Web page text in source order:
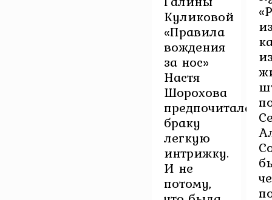
Куликовой
«Правила
вождения
за нос»
Настя
Шорохова
предпочитала
браку
легкую
интрижку.
И не
потому,